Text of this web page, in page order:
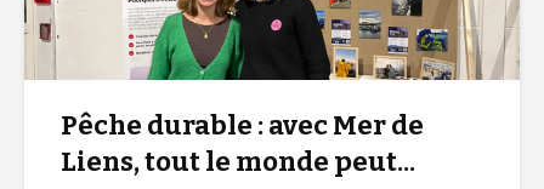
Pêche durable : avec Mer de
Liens, tout le monde peut...